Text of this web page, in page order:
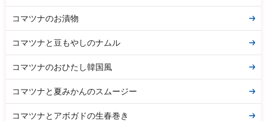
コマツナのお漬物
コマツナと豆もやしのナムル
コマツナのおひたし韓国風
コマツナと夏みかんのスムージー
コマツナとアボガドの生春巻き